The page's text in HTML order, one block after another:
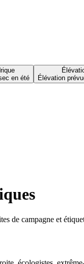
en été
Élévation
de campagne et